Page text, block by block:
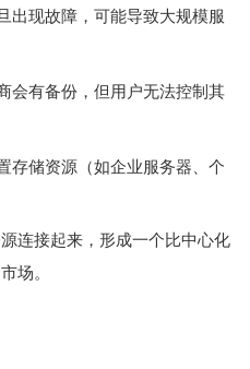
出现故障，可能导致大规模服
会有备份，但用户无法控制其
存储资源（如企业服务器、个
连接起来，形成一个比中心化
场。